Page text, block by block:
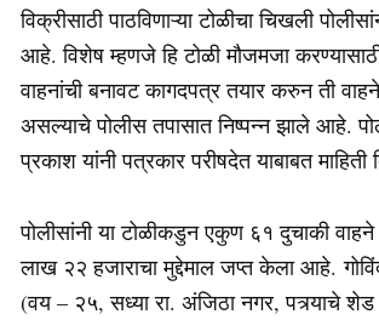
विक्रीसाठी पाठविणाऱ्या टोळीचा चिखली
आहे. विशेष म्हणजे हि टोळी मौजमजा
वाहनांची बनावट कागदपत्र तयार करुन ती
असल्याचे पोलीस तपासात निष्पन्न झाले आहे.
प्रकाश यांनी पत्रकार परीषदेत याबाबत माहिती
पोलीसांनी या टोळीकडुन एकुण ६१ दुचाकी
लाख २२ हजाराचा मुद्देमाल जप्त केला आहे.
(वय – २५, सध्या रा. अंजिठा नगर, पत्र्याचे